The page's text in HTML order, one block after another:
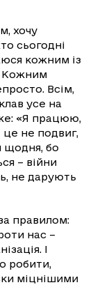
хочу
сьогодні
кожним із
Кожним
Всім,
усе на
«Я працюю,
це не подвиг,
щодня, бо
– війни
не дарують
правилом:
нас –
І
робити,
міцнішими